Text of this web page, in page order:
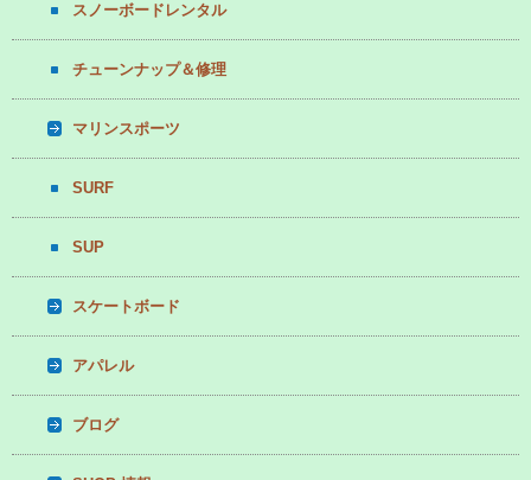
スノーボードレンタル
チューンナップ＆修理
マリンスポーツ
SURF
SUP
スケートボード
アパレル
ブログ